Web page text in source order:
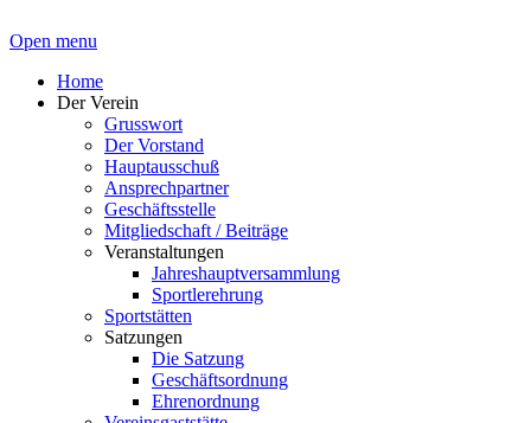
Open menu
Home
Der Verein
Grusswort
Der Vorstand
Hauptausschuß
Ansprechpartner
Geschäftsstelle
Mitgliedschaft / Beiträge
Veranstaltungen
Jahreshauptversammlung
Sportlerehrung
Sportstätten
Satzungen
Die Satzung
Geschäftsordnung
Ehrenordnung